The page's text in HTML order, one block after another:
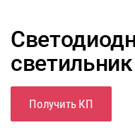
Получить КП